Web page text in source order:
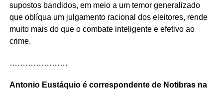
supostos bandidos, em meio a um temor generalizado
que oblíqua um julgamento racional dos eleitores, rende
muito mais do que o combate inteligente e efetivo ao
crime.
………………….
Antonio Eustáquio é correspondente de Notibras na